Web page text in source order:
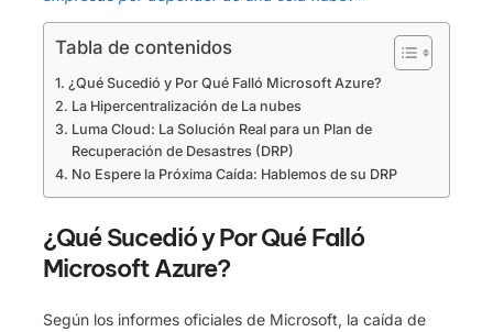
Tabla de contenidos
¿Qué Sucedió y Por Qué Falló Microsoft Azure?
La Hipercentralización de La nubes
Luma Cloud: La Solución Real para un Plan de
Recuperación de Desastres (DRP)
No Espere la Próxima Caída: Hablemos de su DRP
¿Qué Sucedió y Por Qué Falló
Microsoft Azure?
Según los informes oficiales de Microsoft, la caída de